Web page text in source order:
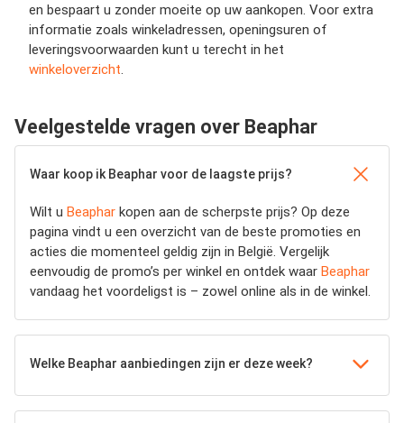
en bespaart u zonder moeite op uw aankopen. Voor extra
informatie zoals winkeladressen, openingsuren of
leveringsvoorwaarden kunt u terecht in het
winkeloverzicht
Veelgestelde vragen over Beaphar
Waar koop ik Beaphar voor de laagste prijs?
Wilt u Beaphar kopen aan de scherpste prijs? Op deze
pagina vindt u een overzicht van de beste promoties en
acties die momenteel geldig zijn in België. Vergelijk
eenvoudig de promo’s per winkel en ontdek waar Beaphar
vandaag het voordeligst is – zowel online als in de winkel.
Welke Beaphar aanbiedingen zijn er deze week?